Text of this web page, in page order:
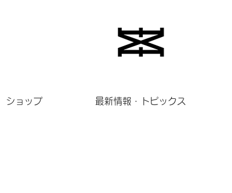
ショップ 最新情報・トピックス